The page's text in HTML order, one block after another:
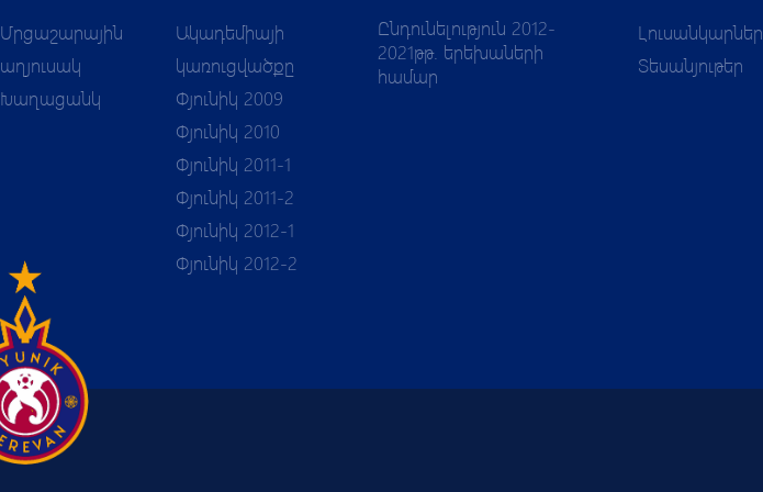
Մրցաշարային
աղյուսակ
Խաղացանկ
Ակադեմիայի
կառուցվածքը
Փյունիկ 2009
Փյունիկ 2010
Փյունիկ 2011-1
Փյունիկ 2011-2
Փյունիկ 2012-1
Փյունիկ 2012-2
Ընդունելություն 2012-
2021թթ. երեխաների
համար
Լուսանկարներ
Տեսանյութեր